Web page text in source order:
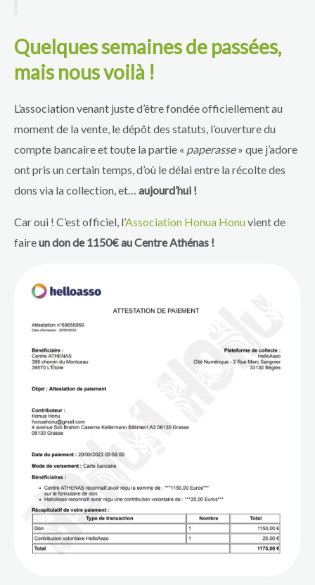
Quelques semaines de passées,
mais nous voilà !
L’association venant juste d’être fondée officiellement au
moment de la vente, le dépôt des statuts, l’ouverture du
compte bancaire et toute la partie « paperasse» que j’adore
ont pris un certain temps, d’où le délai entre la récolte des
dons via la collection, et… aujourd’hui !
Car oui ! C’est officiel, l’Association Honua Honuvient de
faireun don de 1150€ au Centre Athénas !